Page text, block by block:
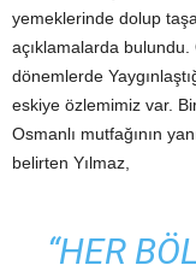
yemeklerinde dolup
açıklamalarda bulundu.
dönemlerde
eskiye özlemimiz var.
Osmanlı mutfağının
belirten Yılmaz,
“HER